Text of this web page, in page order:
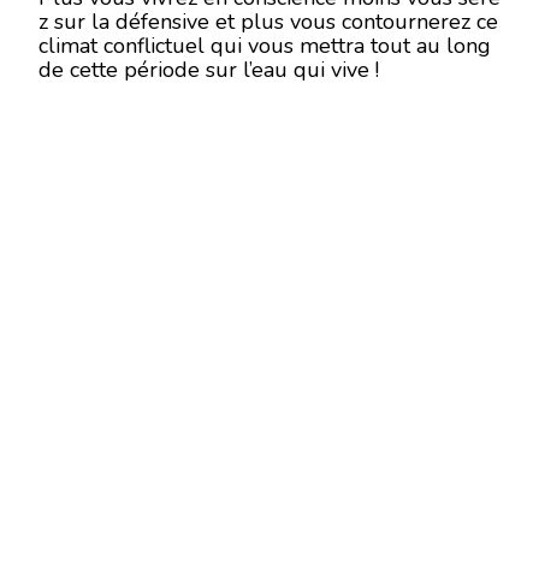
z sur la défensive et plus vous contournerez ce
climat conflictuel qui vous mettra tout au long
de cette période sur l’eau qui vive !